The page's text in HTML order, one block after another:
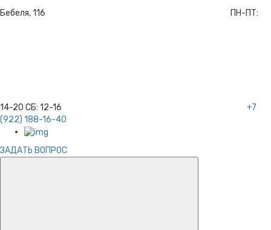
Бебеля, 116 ПН-ПТ:
14-20 СБ: 12-16
+7
(922) 188-16-40
ЗАДАТЬ ВОПРОС